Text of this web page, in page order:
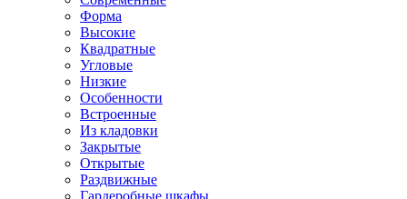
Форма
Высокие
Квадратные
Угловые
Низкие
Особенности
Встроенные
Из кладовки
Закрытые
Открытые
Раздвижные
Гардеробные шкафы